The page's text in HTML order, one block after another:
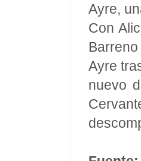
Ayre,
Con
Ayre
nuevo